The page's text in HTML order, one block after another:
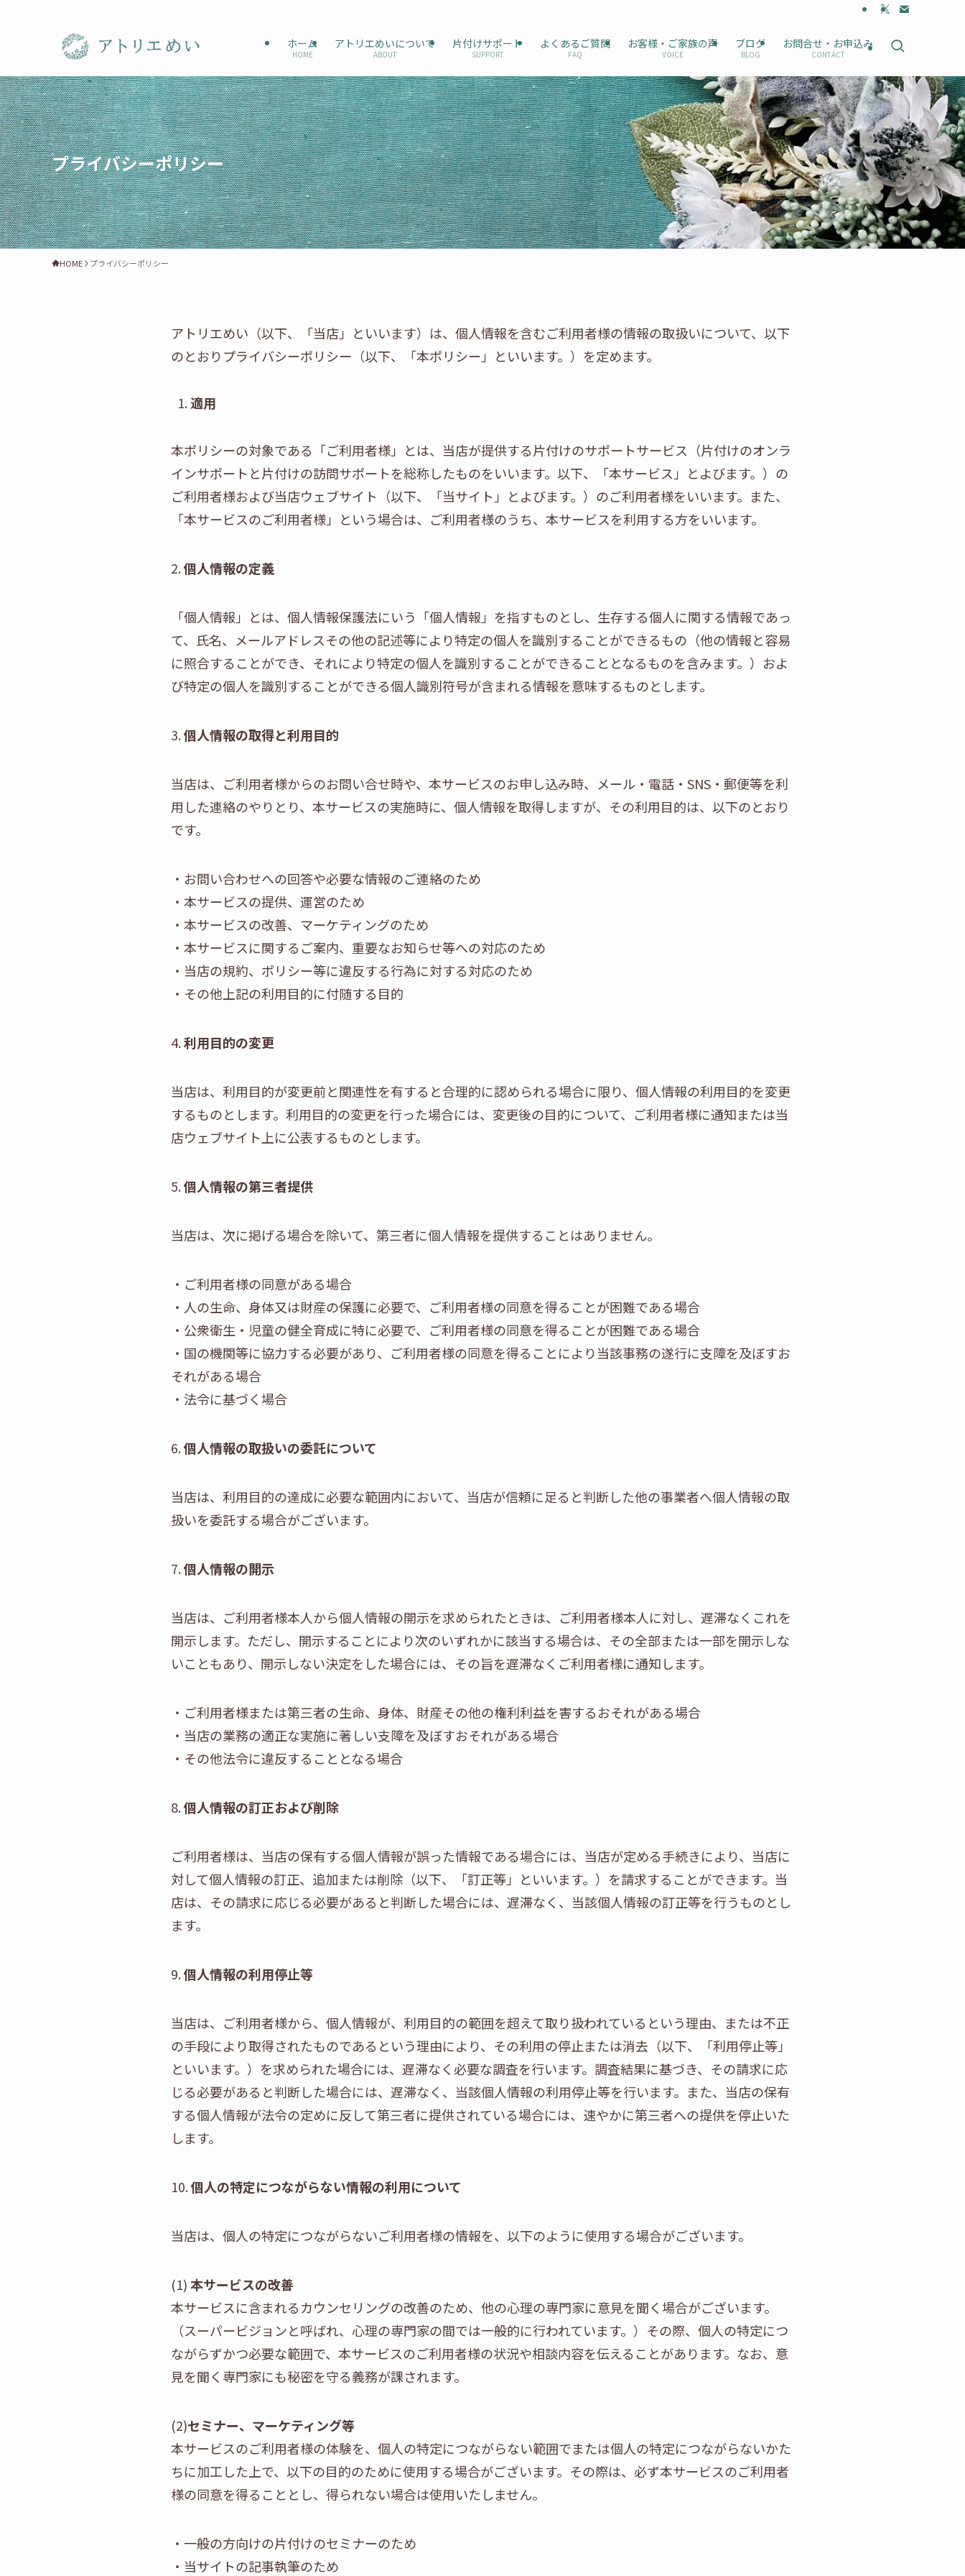
ホーム
HOME
アトリエめいについて
ABOUT
片付けサポート
SUPPORT
よくあるご質問
FAQ
お客様・ご家族の声
VOICE
ブログ
BLOG
お問合せ・お申込み
CONTACT
プライバシーポリシー
HOME プライバシーポリシー
アトリエめい（以下、「当店」といいます）は、個人情報を含むご利用者様の情報の取扱いについて、以下
のとおりプライバシーポリシー（以下、「本ポリシー」といいます。）を定めます。
適用
本ポリシーの対象である「ご利用者様」とは、当店が提供する片付けのサポートサービス（片付けのオンラ
インサポートと片付けの訪問サポートを総称したものをいいます。以下、「本サービス」とよびます。）の
ご利用者様および当店ウェブサイト（以下、「当サイト」とよびます。）のご利用者様をいいます。また、
「本サービスのご利用者様」という場合は、ご利用者様のうち、本サービスを利用する方をいいます。
2.個人情報の定義
「個人情報」とは、個人情報保護法にいう「個人情報」を指すものとし、生存する個人に関する情報であっ
て、氏名、メールアドレスその他の記述等により特定の個人を識別することができるもの（他の情報と容易
に照合することができ、それにより特定の個人を識別することができることとなるものを含みます。）およ
び特定の個人を識別することができる個人識別符号が含まれる情報を意味するものとします。
3.個人情報の取得と利用目的
当店は、ご利用者様からのお問い合せ時や、本サービスのお申し込み時、メール・電話・SNS・郵便等を利
用した連絡のやりとり、本サービスの実施時に、個人情報を取得しますが、その利用目的は、以下のとおり
です。
・お問い合わせへの回答や必要な情報のご連絡のため
・本サービスの提供、運営のため
・本サービスの改善、マーケティングのため
・本サービスに関するご案内、重要なお知らせ等への対応のため
・当店の規約、ポリシー等に違反する行為に対する対応のため
・その他上記の利用目的に付随する目的
4.利用目的の変更
当店は、利用目的が変更前と関連性を有すると合理的に認められる場合に限り、個人情報の利用目的を変更
するものとします。利用目的の変更を行った場合には、変更後の目的について、ご利用者様に通知または当
店ウェブサイト上に公表するものとします。
5.個人情報の第三者提供
当店は、次に掲げる場合を除いて、第三者に個人情報を提供することはありません。
・ご利用者様の同意がある場合
・人の生命、身体又は財産の保護に必要で、ご利用者様の同意を得ることが困難である場合
・公衆衛生・児童の健全育成に特に必要で、ご利用者様の同意を得ることが困難である場合
・国の機関等に協力する必要があり、ご利用者様の同意を得ることにより当該事務の遂行に支障を及ぼすお
それがある場合
・法令に基づく場合
6.個人情報の取扱いの委託について
当店は、利用目的の達成に必要な範囲内において、当店が信頼に足ると判断した他の事業者へ個人情報の取
扱いを委託する場合がございます。
7.個人情報の開示
当店は、ご利用者様本人から個人情報の開示を求められたときは、ご利用者様本人に対し、遅滞なくこれを
開示します。ただし、開示することにより次のいずれかに該当する場合は、その全部または一部を開示しな
いこともあり、開示しない決定をした場合には、その旨を遅滞なくご利用者様に通知します。
・ご利用者様または第三者の生命、身体、財産その他の権利利益を害するおそれがある場合
・当店の業務の適正な実施に著しい支障を及ぼすおそれがある場合
・その他法令に違反することとなる場合
8.個人情報の訂正および削除
ご利用者様は、当店の保有する個人情報が誤った情報である場合には、当店が定める手続きにより、当店に
対して個人情報の訂正、追加または削除（以下、「訂正等」といいます。）を請求することができます。当
店は、その請求に応じる必要があると判断した場合には、遅滞なく、当該個人情報の訂正等を行うものとし
ます。
9.個人情報の利用停止等
当店は、ご利用者様から、個人情報が、利用目的の範囲を超えて取り扱われているという理由、または不正
の手段により取得されたものであるという理由により、その利用の停止または消去（以下、「利用停止等」
といいます。）を求められた場合には、遅滞なく必要な調査を行います。調査結果に基づき、その請求に応
じる必要があると判断した場合には、遅滞なく、当該個人情報の利用停止等を行います。また、当店の保有
する個人情報が法令の定めに反して第三者に提供されている場合には、速やかに第三者への提供を停止いた
します。
10.個人の特定につながらない情報の利用について
当店は、個人の特定につながらないご利用者様の情報を、以下のように使用する場合がございます。
(1)本サービスの改善
本サービスに含まれるカウンセリングの改善のため、他の心理の専門家に意見を聞く場合がございます。
（スーパービジョンと呼ばれ、心理の専門家の間では一般的に行われています。）その際、個人の特定につ
ながらずかつ必要な範囲で、本サービスのご利用者様の状況や相談内容を伝えることがあります。なお、意
見を聞く専門家にも秘密を守る義務が課されます。
(2)セミナー、マーケティング等
本サービスのご利用者様の体験を、個人の特定につながらない範囲でまたは個人の特定につながらないかた
ちに加工した上で、以下の目的のために使用する場合がございます。その際は、必ず本サービスのご利用者
様の同意を得ることとし、得られない場合は使用いたしません。
・一般の方向けの片付けのセミナーのため
・当サイトの記事執筆のため